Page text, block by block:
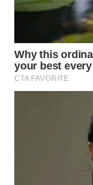
WN
DANAU
TOBA